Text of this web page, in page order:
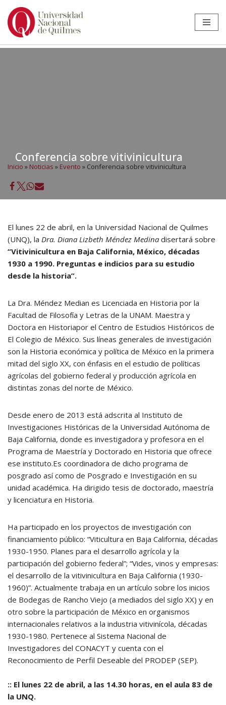
Ir
Conferencia sobre vitivinicultura
Inicio » Noticias » Evento » Conferencia sobre vitivinicultura
El lunes 22 de abril, en la Universidad Nacional de Quilmes
(UNQ), la Dra. Diana Lizbeth Méndez Medina disertará sobre
“Vitivinicultura en Baja California, México, décadas
1930 a 1990. Preguntas e indicios para su estudio
desde la historia”.
La Dra. Méndez Median es Licenciada en Historia por la
Facultad de Filosofía y Letras de la UNAM. Maestra y
Doctora en Historiapor el Centro de Estudios Históricos de
El Colegio de México. Sus líneas generales de investigación
son la Historia económica y política de México en la primera
mitad del siglo XX, con énfasis en el estudio de políticas
agrícolas del gobierno federal y producción agrícola en
distintas zonas del norte de México.
Desde enero de 2013 está adscrita al Instituto de
Investigaciones Históricas de la Universidad Autónoma de
Baja California, donde es investigadora y profesora en el
Programa de Maestría y Doctorado en Historia que ofrece
ese instituto.Es coordinadora de dicho programa de
posgrado así como de Posgrado e Investigación en su
unidad académica. Ha dirigido tesis de doctorado, maestría
y licenciatura en Historia.
Ha participado en los proyectos de investigación con
financiamiento público: “Viticultura en Baja California, décadas
1930-1950. Planes para el desarrollo agrícola y la
participación del gobierno federal”; “Vides, vinos y empresas:
el desarrollo de la vitivinicultura en Baja California (1930-
1960)”. Actualmente trabaja en un artículo sobre los inicios
de Bodegas de Rancho Viejo (a mediados del siglo XX) y en
otro sobre la participación de México en organismos
internacionales relativos a la industria vitivinícola, décadas
1930-1980. Pertenece al Sistema Nacional de
Investigadores del CONACYT y cuenta con el
Reconocimiento de Perfil Deseable del PRODEP (SEP).
:: El lunes 22 de abril, a las 14.30 horas, en el aula 83 de
la UNQ.